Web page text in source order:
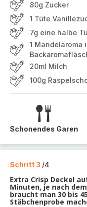
80g Zucker
1 Tüte
7g eine halbe
1 Mandelaroma
20ml Milch
100g
Schonendes Garen
Schritt 3 /4
Extra Crisp Deckel
Minuten, je nach
braucht man 30 bis
Stäbchenprobe